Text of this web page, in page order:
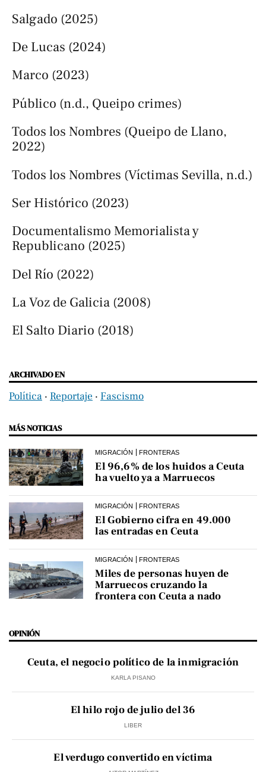
Salgado (2025)
De Lucas (2024)
Marco (2023)
Público (n.d., Queipo crimes)
Todos los Nombres (Queipo de Llano,
2022)
Todos los Nombres (Víctimas Sevilla, n.d.)
Ser Histórico (2023)
Documentalismo Memorialista y
Republicano (2025)
Del Río (2022)
La Voz de Galicia (2008)
El Salto Diario (2018)
ARCHIVADO EN
Política ‧ Reportaje ‧ Fascismo
MÁS NOTICIAS
MIGRACIÓN FRONTERAS
El 96,6% de los huidos a Ceuta
ha vuelto ya a Marruecos
MIGRACIÓN FRONTERAS
El Gobierno cifra en 49.000
las entradas en Ceuta
MIGRACIÓN FRONTERAS
Miles de personas huyen de
Marruecos cruzando la
frontera con Ceuta a nado
OPINIÓN
Ceuta, el negocio político de la inmigración
KARLA PISANO
El hilo rojo de julio del 36
LIBER
El verdugo convertido en víctima